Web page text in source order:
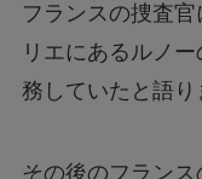
フランスの捜査
リエにあるルノ
務していたと語り
その後のフラン